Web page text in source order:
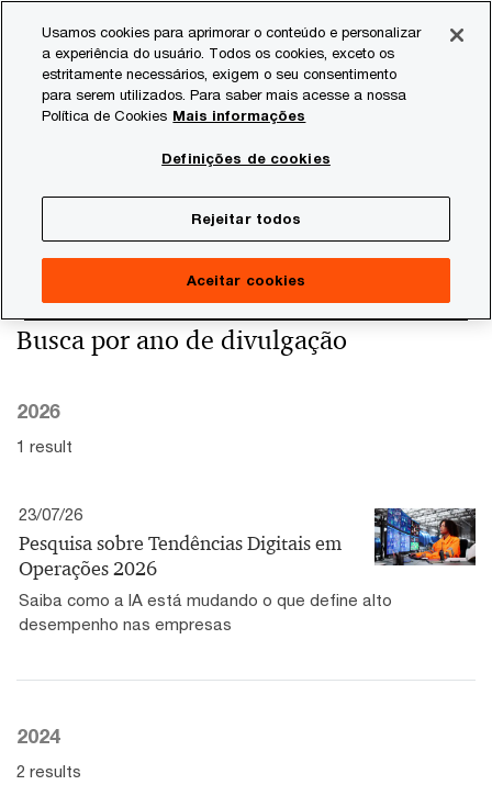
content
footer
Estudos setoriais
Produção Industrial
Busca por ano de divulgação
2026
1 result
23/07/26
Pesquisa sobre Tendências Digitais em
Operações 2026
Saiba como a IA está mudando o que define alto
desempenho nas empresas
2024
2 results
Usamos cookies para aprimorar o conteúdo e personalizar
a experiência do usuário. Todos os cookies, exceto os
estritamente necessários, exigem o seu consentimento
para serem utilizados. Para saber mais acesse a nossa
Política de Cookies Mais informações
Definições de cookies
Rejeitar todos
Aceitar cookies